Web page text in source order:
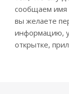
сообщаем имя
вы желаете
информацию, у
открытке,